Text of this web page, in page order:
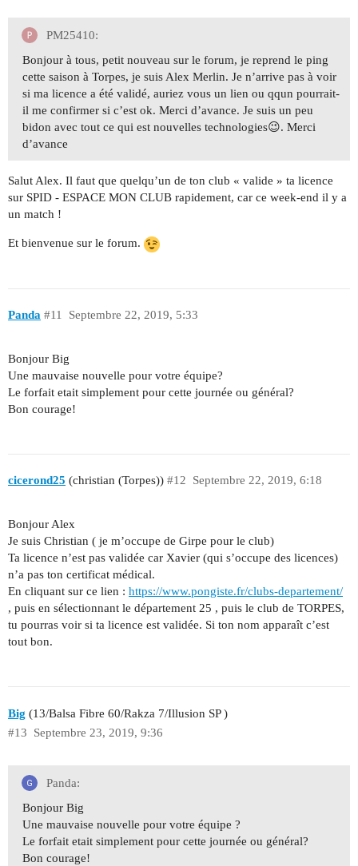
PM25410:
Bonjour à tous, petit nouveau sur le forum, je reprend le ping
cette saison à Torpes, je suis Alex Merlin. Je n’arrive pas à voir
si ma licence a été validé, auriez vous un lien ou qqun pourrait-
il me confirmer si c’est ok. Merci d’avance. Je suis un peu
bidon avec tout ce qui est nouvelles technologies😉. Merci
d’avance
Salut Alex. Il faut que quelqu’un de ton club « valide » ta licence
sur SPID - ESPACE MON CLUB rapidement, car ce week-end il y a
un match !
Et bienvenue sur le forum.
Panda Septembre 22, 2019, 5:33
#11
Bonjour Big
Une mauvaise nouvelle pour votre équipe?
Le forfait etait simplement pour cette journée ou général?
Bon courage!
cicerond25 (christian (Torpes)) Septembre 22, 2019, 6:18
#12
Bonjour Alex
Je suis Christian ( je m’occupe de Girpe pour le club)
Ta licence n’est pas validée car Xavier (qui s’occupe des licences)
n’a pas ton certificat médical.
En cliquant sur ce lien : https://www.pongiste.fr/clubs-departement/
, puis en sélectionnant le département 25 , puis le club de TORPES,
tu pourras voir si ta licence est validée. Si ton nom apparaît c’est
tout bon.
Big (13/Balsa Fibre 60/Rakza 7/Illusion SP )
Septembre 23, 2019, 9:36
#13
Panda:
Bonjour Big
Une mauvaise nouvelle pour votre équipe ?
Le forfait etait simplement pour cette journée ou général?
Bon courage!